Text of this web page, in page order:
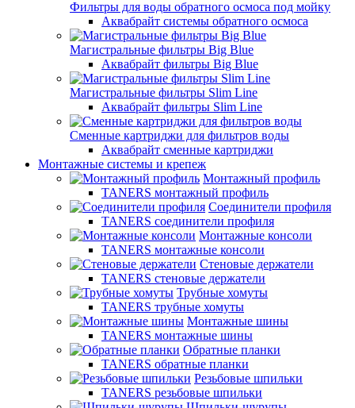
Фильтры для воды обратного осмоса под мойку
Аквабрайт системы обратного осмоса
Магистральные фильтры Big Blue
Аквабрайт фильтры Big Blue
Магистральные фильтры Slim Line
Аквабрайт фильтры Slim Line
Сменные картриджи для фильтров воды
Аквабрайт сменные картриджи
Монтажные системы и крепеж
Монтажный профиль
TANERS монтажный профиль
Соединители профиля
TANERS соединители профиля
Монтажные консоли
TANERS монтажные консоли
Стеновые держатели
TANERS стеновые держатели
Трубные хомуты
TANERS трубные хомуты
Монтажные шины
TANERS монтажные шины
Обратные планки
TANERS обратные планки
Резьбовые шпильки
TANERS резьбовые шпильки